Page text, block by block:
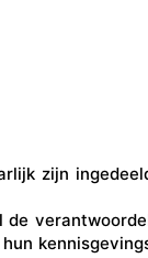
zijn